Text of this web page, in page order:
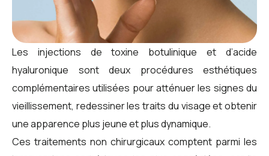
Les injections de toxine botulinique et d’acide
hyaluronique sont deux procédures esthétiques
complémentaires utilisées pour atténuer les signes du
vieillissement, redessiner les traits du visage et obtenir
une apparence plus jeune et plus dynamique.
Ces traitements non chirurgicaux comptent parmi les